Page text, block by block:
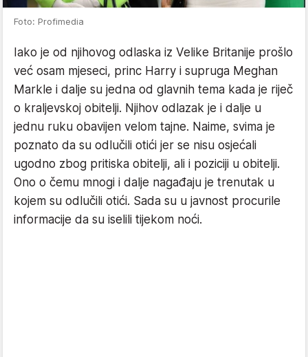
Foto: Profimedia
Iako je od njihovog odlaska iz Velike Britanije prošlo
već osam mjeseci, princ Harry i supruga Meghan
Markle i dalje su jedna od glavnih tema kada je riječ
o kraljevskoj obitelji. Njihov odlazak je i dalje u
jednu ruku obavijen velom tajne. Naime, svima je
poznato da su odlučili otići jer se nisu osjećali
ugodno zbog pritiska obitelji, ali i poziciji u obitelji.
Ono o čemu mnogi i dalje nagađaju je trenutak u
kojem su odlučili otići. Sada su u javnost procurile
informacije da su iselili tijekom noći.